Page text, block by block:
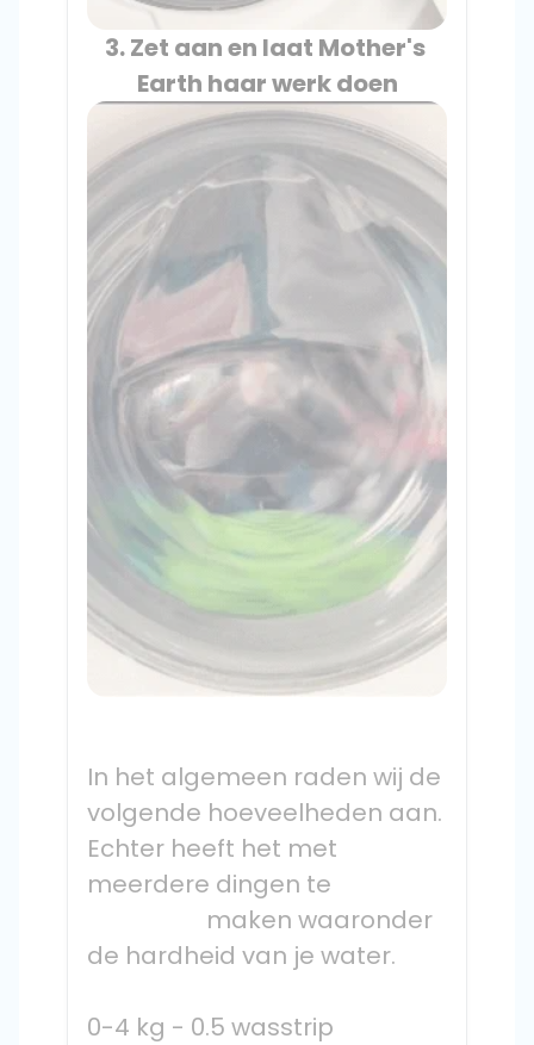
3. Zet aan en laat Mother's
Earth haar werk doen
In het algemeen raden wij de
volgende hoeveelheden aan.
Echter heeft het met
meerdere dingen te
de hardheid van je water.
0-4 kg - 0.5 wasstrip